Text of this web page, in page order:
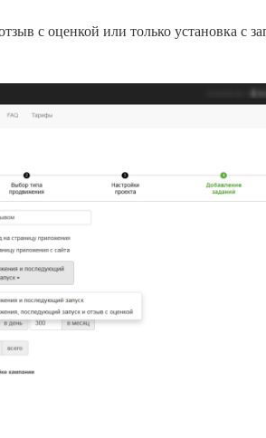
с оценкой или только установка с